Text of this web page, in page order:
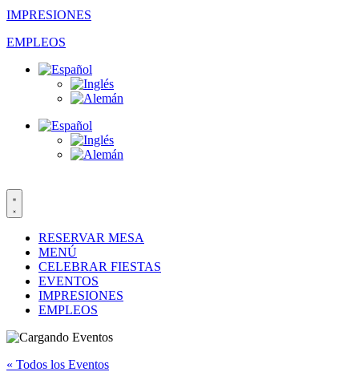
IMPRESIONES
EMPLEOS
RESERVAR MESA
MENÚ
CELEBRAR FIESTAS
EVENTOS
IMPRESIONES
EMPLEOS
« Todos los Eventos